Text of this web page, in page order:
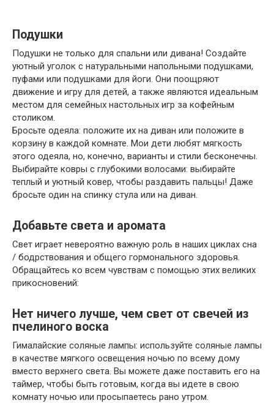
Подушки
Подушки не только для спальни или дивана! Создайте
уютный уголок с натуральными напольными подушками,
пуфами или подушками для йоги. Они поощряют
движение и игру для детей, а также являются идеальным
местом для семейных настольных игр за кофейным
столиком.
Бросьте одеяла: положите их на диван или положите в
корзину в каждой комнате. Мои дети любят мягкость
этого одеяла, но, конечно, варианты и стили бесконечны.
Выбирайте ковры с глубокими волосами: выбирайте
теплый и уютный ковер, чтобы раздавить пальцы! Даже
бросьте один на спинку стула или на диван.
Добавьте света и аромата
Свет играет невероятно важную роль в наших циклах сна
/ бодрствования и общего гормонального здоровья.
Обращайтесь ко всем чувствам с помощью этих великих
прикосновений:
Нет ничего лучше, чем свет от свечей из
пчелиного воска
Гималайские соляные лампы: используйте соляные лампы
в качестве мягкого освещения ночью по всему дому
вместо верхнего света. Вы можете даже поставить его на
таймер, чтобы быть готовым, когда вы идете в свою
комнату ночью или просыпаетесь рано утром.